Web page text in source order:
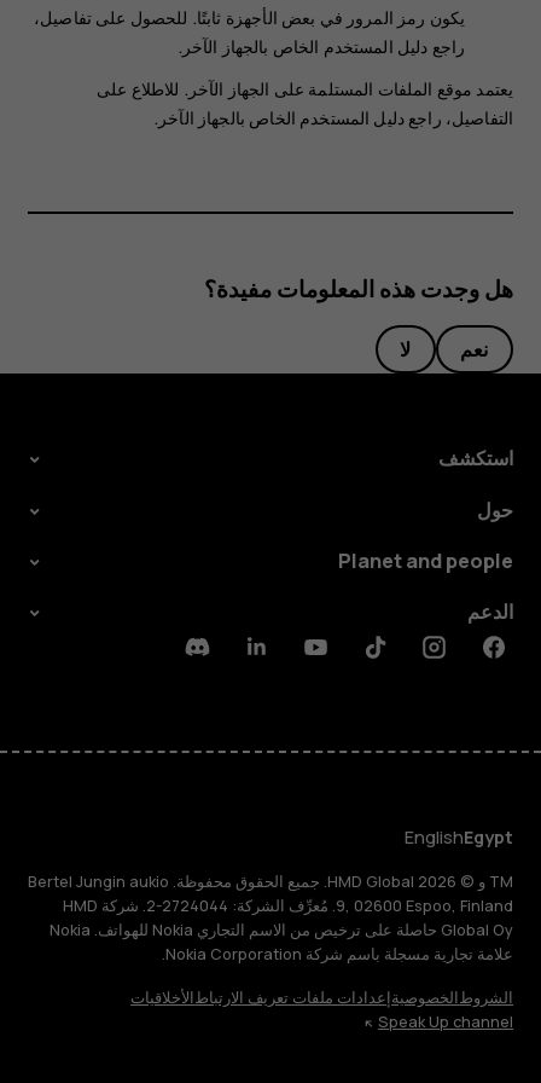
يكون رمز المرور في بعض الأجهزة ثابتًا. للحصول على تفاصيل،
راجع دليل المستخدم الخاص بالجهاز الآخر.
يعتمد موقع الملفات المستلمة على الجهاز الآخر. للاطلاع على
التفاصيل، راجع دليل المستخدم الخاص بالجهاز الآخر.
هل وجدت هذه المعلومات مفيدة؟
نعم لا
استكشف
حول
Planet and people
الدعم
Facebook
Instagram
Tiktok
Youtube
Linkedin
Discord
Egypt
English
TM و © 2026 HMD Global. جميع الحقوق محفوظة. Bertel Jungin aukio
9, 02600 Espoo, Finland. مُعرِّف الشركة: 2724044-2. شركة HMD
Global Oy حاصلة على ترخيص من الاسم التجاري Nokia للهواتف. Nokia
علامة تجارية مسجلة باسم شركة Nokia Corporation.
الشروطالخصوصيةإعدادات ملفات تعريف الارتباطالأخلاقيات
Speak Up channel